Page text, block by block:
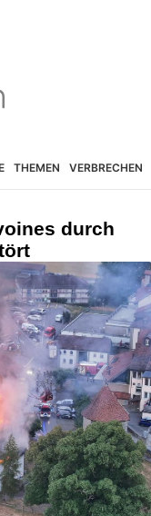
THEMEN VERBRECHEN
durch